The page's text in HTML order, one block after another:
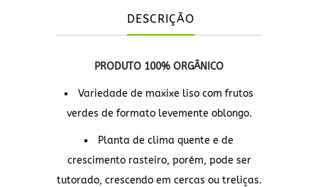
DESCRIÇÃO
PRODUTO 100% ORGÂNICO
Variedade de maxixe liso com frutos
verdes de formato levemente oblongo.
Planta de clima quente e de
crescimento rasteiro, porém, pode ser
tutorado, crescendo em cercas ou treliças.